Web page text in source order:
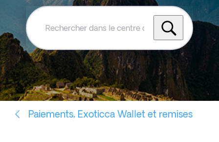
Rechercher
le
centre
d'aide
Exoticca
Paiements, Exoticca Wallet et remises